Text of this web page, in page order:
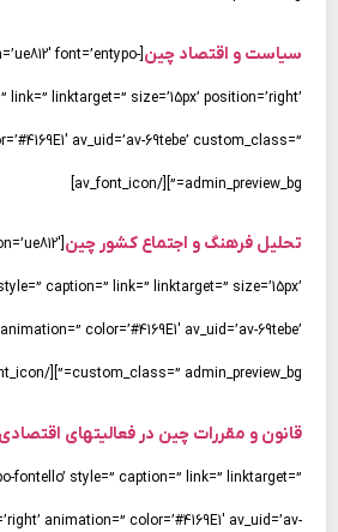
سیاست و اقتصاد چین font=’entypo-
linktarget=” size=’15px’ position=’right’
av_uid=’av-69tebe’ custom_class=”
admin_preview_bg=”][/av_font_icon]
تحلیل فرهنگ و اجتماع کشور چین
caption=” link=” linktarget=” size=’15px’
color=’#4169E1′ av_uid=’av-69tebe’
custom_class=” admin_preview_bg=”][/av_font_icon]
قانون و مقررات چین در فعالیتهای
fontello’ style=” caption=” link=” linktarget=”
animation=” color=’#4169E1′ av_uid=’av-